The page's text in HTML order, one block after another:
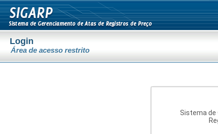
Login
Área de acesso restrito
Sistema de